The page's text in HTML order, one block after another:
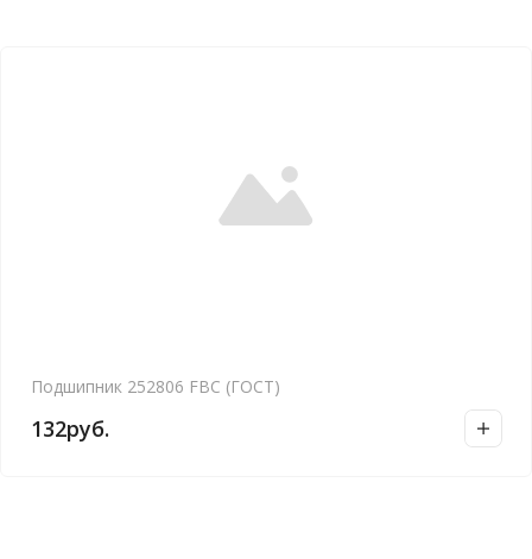
Подшипник 252806 FBC (ГОСТ)
132руб.